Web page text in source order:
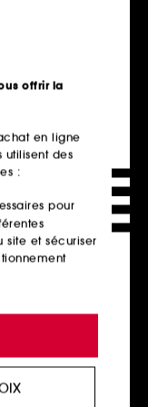
au panier
HAS A GUN
Sun
disponibles
au panier
offrir la
en ligne
utilisent des
:
pour
site et sécuriser
désactivés.
et
des
qui
adaptées à